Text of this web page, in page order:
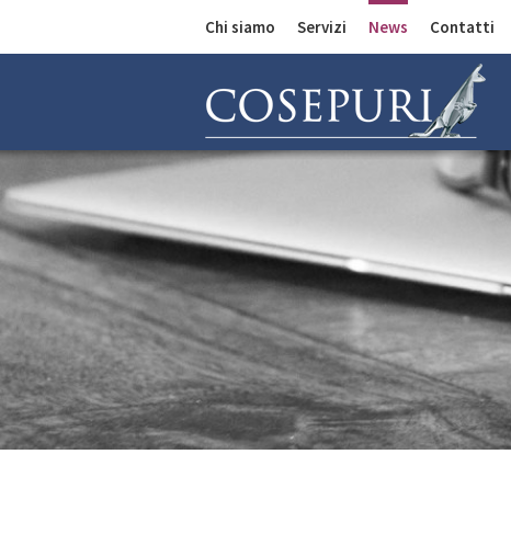
Chi siamo Servizi
Comunicazioni
News Contatti